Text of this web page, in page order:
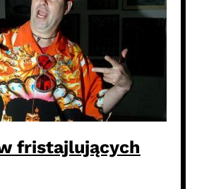
fristajlujących